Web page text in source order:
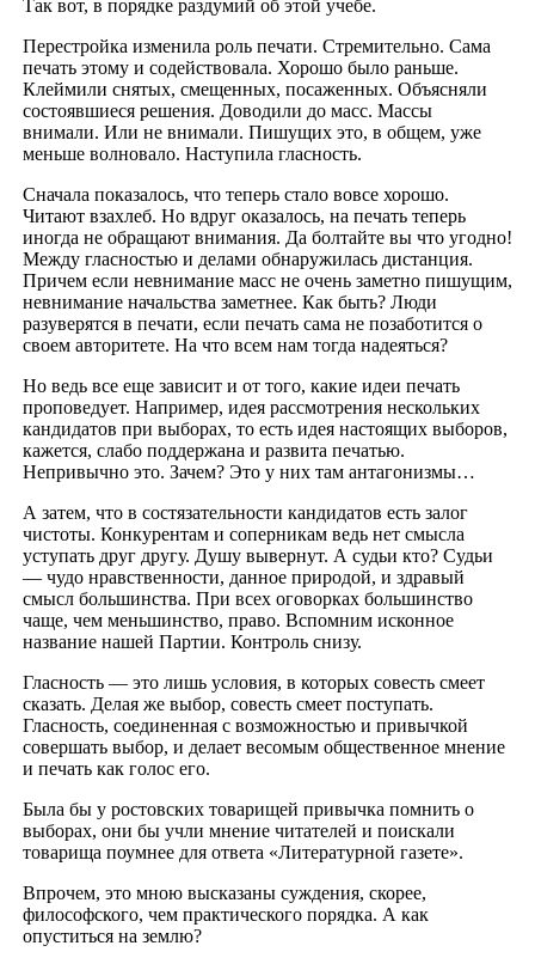
Так вот, в порядке раздумий об этой учебе.
Перестройка изменила роль печати. Стремительно. Сама
печать этому и содействовала. Хорошо было раньше.
Клеймили снятых, смещенных, посаженных. Объясняли
состоявшиеся решения. Доводили до масс. Массы
внимали. Или не внимали. Пишущих это, в общем, уже
меньше волновало. Наступила гласность.
Сначала показалось, что теперь стало вовсе хорошо.
Читают взахлеб. Но вдруг оказалось, на печать теперь
иногда не обращают внимания. Да болтайте вы что угодно!
Между гласностью и делами обнаружилась дистанция.
Причем если невнимание масс не очень заметно пишущим,
невнимание начальства заметнее. Как быть? Люди
разуверятся в печати, если печать сама не позаботится о
своем авторитете. На что всем нам тогда надеяться?
Но ведь все еще зависит и от того, какие идеи печать
проповедует. Например, идея рассмотрения нескольких
кандидатов при выборах, то есть идея настоящих выборов,
кажется, слабо поддержана и развита печатью.
Непривычно это. Зачем? Это у них там антагонизмы…
А затем, что в состязательности кандидатов есть залог
чистоты. Конкурентам и соперникам ведь нет смысла
уступать друг другу. Душу вывернут. А судьи кто? Судьи
— чудо нравственности, данное природой, и здравый
смысл большинства. При всех оговорках большинство
чаще, чем меньшинство, право. Вспомним исконное
название нашей Партии. Контроль снизу.
Гласность — это лишь условия, в которых совесть смеет
сказать. Делая же выбор, совесть смеет поступать.
Гласность, соединенная с возможностью и привычкой
совершать выбор, и делает весомым общественное мнение
и печать как голос его.
Была бы у ростовских товарищей привычка помнить о
выборах, они бы учли мнение читателей и поискали
товарища поумнее для ответа «Литературной газете».
Впрочем, это мною высказаны суждения, скорее,
философского, чем практического порядка. А как
опуститься на землю?